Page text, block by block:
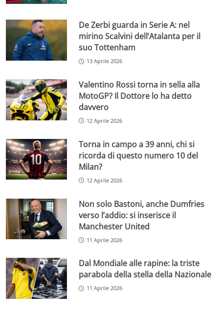
De Zerbi guarda in Serie A: nel
mirino Scalvini dell’Atalanta per il
suo Tottenham
13 Aprile 2026
Valentino Rossi torna in sella alla
MotoGP? Il Dottore lo ha detto
davvero
12 Aprile 2026
Torna in campo a 39 anni, chi si
ricorda di questo numero 10 del
Milan?
12 Aprile 2026
Non solo Bastoni, anche Dumfries
verso l’addio: si inserisce il
Manchester United
11 Aprile 2026
Dal Mondiale alle rapine: la triste
parabola della stella della Nazionale
11 Aprile 2026